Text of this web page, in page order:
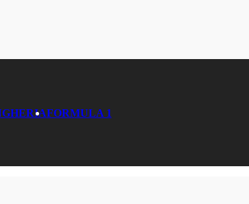
FORMULA 1